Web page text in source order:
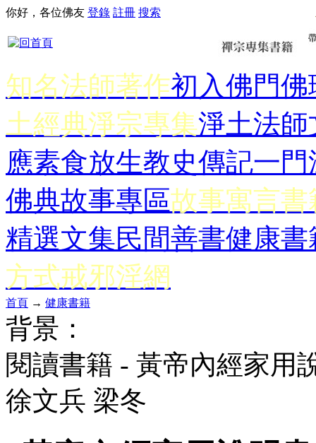
你好，各位佛友 登錄 註冊 搜索
知名法師著作初入佛門佛
土經典淨宗專集淨土法師
應素食放生教史傳記一門
佛典故事專區故事寓言書
精選文集民間善書健康書
方式戒邪淫網
首頁 → 健康書籍
背景：
閱讀書籍 - 黃帝內經家
徐文兵 梁冬